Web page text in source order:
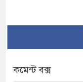
কমেন্ট বক্স